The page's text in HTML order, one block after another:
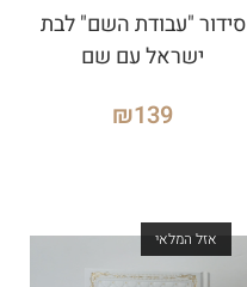
סידור "עבודת השם" לבת
ישראל עם שם
₪139
אזל המלאי